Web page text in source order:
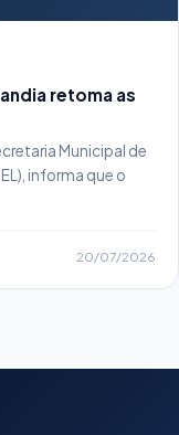
retoma as
Municipal de
informa que o
20/07/2026